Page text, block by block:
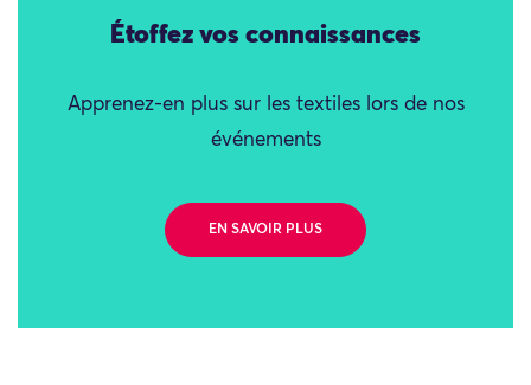
Étoffez vos connaissances
Apprenez-en plus sur les textiles lors de nos
événements
EN SAVOIR PLUS